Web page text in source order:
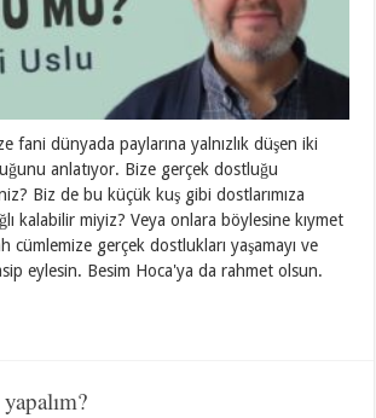
fani dünyada paylarına yalnızlık düşen iki
anlatıyor. Bize gerçek dostluğu
Biz de bu küçük kuş gibi dostlarımıza
kalabilir miyiz? Veya onlara böylesine kıymet
cümlemize gerçek dostlukları yaşamayı ve
eylesin. Besim Hoca'ya da rahmet olsun.